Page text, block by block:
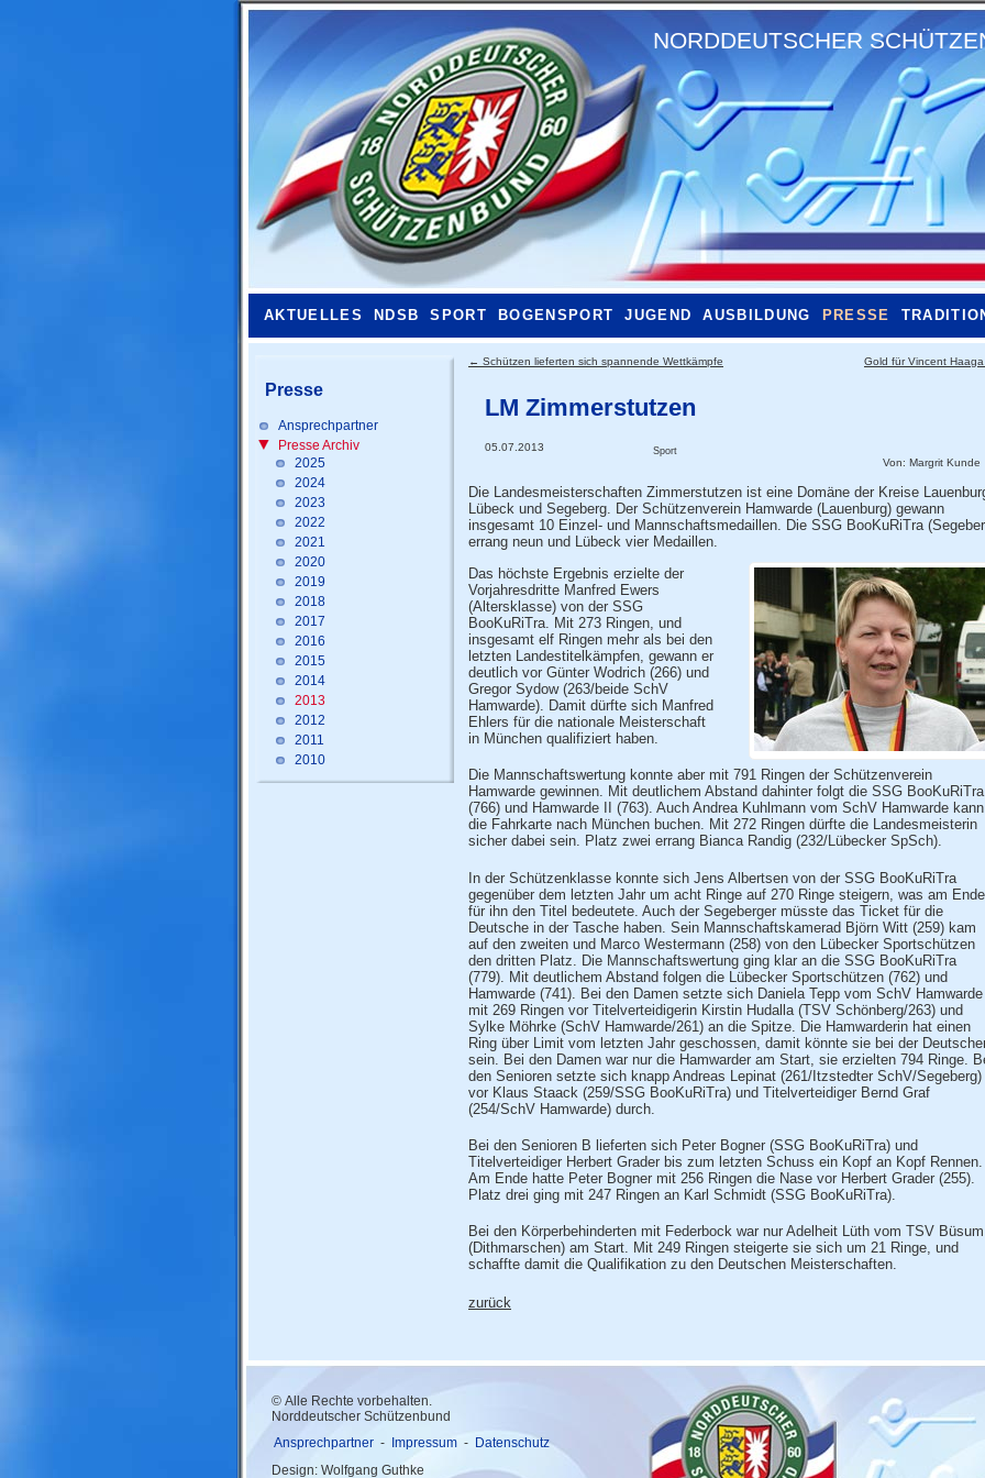
NORDDEUTSCHER
AKTUELLES NDSB SPORT BOGENSPORT JUGEND AUSBILDUNG PRESSE
Presse
Ansprechpartner
Presse Archiv
2025
2024
2023
2022
2021
2020
2019
2018
2017
2016
2015
2014
2013
2012
2011
2010
← Schützen lieferten sich spannende Wettkämpfe Gold für Vincent
LM Zimmerstutzen
05.07.2013 Sport
Von: Margrit Kunde
Die Landesmeisterschaften Zimmerstutzen ist eine Domäne der Kreise
Lübeck und Segeberg. Der Schützenverein Hamwarde (Lauenburg) gewann
insgesamt 10 Einzel- und Mannschaftsmedaillen. Die SSG BooKuRiTra
errang neun und Lübeck vier Medaillen.
Das höchste Ergebnis erzielte der
Vorjahresdritte Manfred Ewers
(Altersklasse) von der SSG
BooKuRiTra. Mit 273 Ringen, und
insgesamt elf Ringen mehr als bei den
letzten Landestitelkämpfen, gewann er
deutlich vor Günter Wodrich (266) und
Gregor Sydow (263/beide SchV
Hamwarde). Damit dürfte sich Manfred
Ehlers für die nationale Meisterschaft
in München qualifiziert haben.
Die Mannschaftswertung konnte aber mit 791 Ringen der Schützenverein
Hamwarde gewinnen. Mit deutlichem Abstand dahinter folgt die SSG BooKuRiTra
(766) und Hamwarde II (763). Auch Andrea Kuhlmann vom SchV Hamwarde kann
die Fahrkarte nach München buchen. Mit 272 Ringen dürfte die Landesmeisterin
sicher dabei sein. Platz zwei errang Bianca Randig (232/Lübecker SpSch).
In der Schützenklasse konnte sich Jens Albertsen von der SSG BooKuRiTra
gegenüber dem letzten Jahr um acht Ringe auf 270 Ringe steigern, was am Ende
für ihn den Titel bedeutete. Auch der Segeberger müsste das Ticket für die
Deutsche in der Tasche haben. Sein Mannschaftskamerad Björn Witt (259) kam
auf den zweiten und Marco Westermann (258) von den Lübecker Sportschützen
den dritten Platz. Die Mannschaftswertung ging klar an die SSG BooKuRiTra
(779). Mit deutlichem Abstand folgen die Lübecker Sportschützen (762) und
Hamwarde (741). Bei den Damen setzte sich Daniela Tepp vom SchV Hamwarde
mit 269 Ringen vor Titelverteidigerin Kirstin Hudalla (TSV Schönberg/263) und
Sylke Möhrke (SchV Hamwarde/261) an die Spitze. Die Hamwarderin hat einen
Ring über Limit vom letzten Jahr geschossen, damit könnte sie bei der
sein. Bei den Damen war nur die Hamwarder am Start, sie erzielten 794 Ringe.
den Senioren setzte sich knapp Andreas Lepinat (261/Itzstedter SchV/Segeberg)
vor Klaus Staack (259/SSG BooKuRiTra) und Titelverteidiger Bernd Graf
(254/SchV Hamwarde) durch.
Bei den Senioren B lieferten sich Peter Bogner (SSG BooKuRiTra) und
Titelverteidiger Herbert Grader bis zum letzten Schuss ein Kopf an Kopf Rennen.
Am Ende hatte Peter Bogner mit 256 Ringen die Nase vor Herbert Grader (255).
Platz drei ging mit 247 Ringen an Karl Schmidt (SSG BooKuRiTra).
Bei den Körperbehinderten mit Federbock war nur Adelheit Lüth vom TSV Büsum
(Dithmarschen) am Start. Mit 249 Ringen steigerte sie sich um 21 Ringe, und
schaffte damit die Qualifikation zu den Deutschen Meisterschaften.
zurück
© Alle Rechte vorbehalten.
Norddeutscher Schützenbund
Ansprechpartner - Impressum - Datenschutz
Design: Wolfgang Guthke